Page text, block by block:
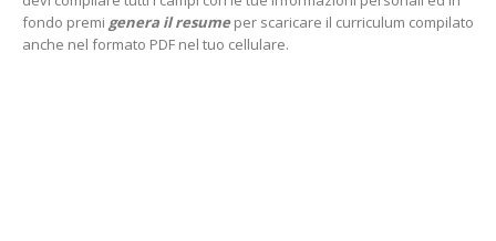
fondo premi genera il resumeper scaricare il curriculum compilato
anche nel formato PDF nel tuo cellulare.